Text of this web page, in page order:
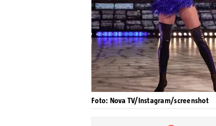
Foto: Nova TV/Instagram/screenshot